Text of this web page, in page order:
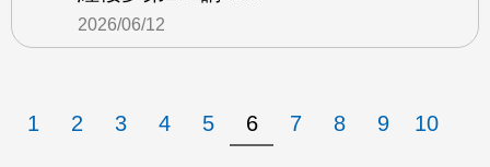
2026/06/12
1 2 3 4 5 6 7 8 9 10